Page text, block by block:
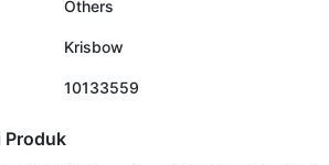
Others
Krisbow
10133559
Produk